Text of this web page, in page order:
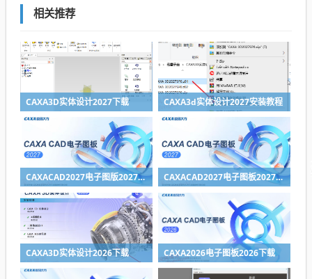
相关推荐
CAXA3D实体设计2027下载 CAXA3d实体设计2027安装教程
CAXACAD2027电子图版2027下载 CAXACAD2027电子图板2027安装教程（附下载地址）
CAXA3D实体设计2026下载 CAXA2026电子图板2026下载